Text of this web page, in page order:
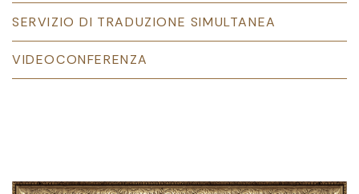
SERVIZIO DI TRADUZIONE SIMULTANEA
VIDEOCONFERENZA